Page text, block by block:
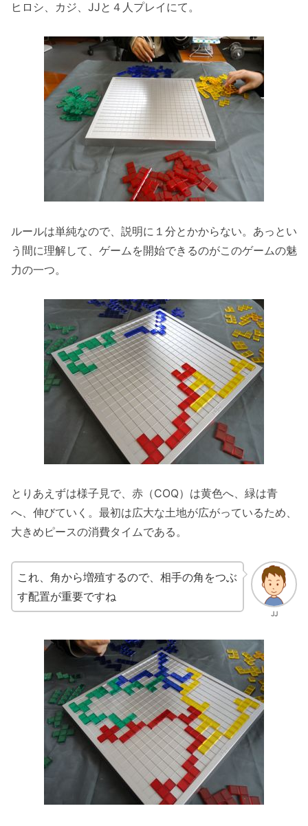
ヒロシ、カジ、JJと４人プレイにて。
ルールは単純なので、説明に１分とかからない。あっとい
う間に理解して、ゲームを開始できるのがこのゲームの魅
力の一つ。
とりあえずは様子見で、赤（COQ）は黄色へ、緑は青
へ、伸びていく。最初は広大な土地が広がっているため、
大きめピースの消費タイムである。
JJ
これ、角から増殖するので、相手の角をつぶ
す配置が重要ですね